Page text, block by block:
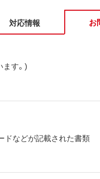
対応情報 お
す。)
ドなどが記載された書類